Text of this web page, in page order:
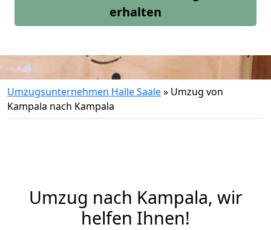
erhalten
Umzugsunternehmen Halle Saale» Umzug von
Kampala nach Kampala
Umzug nach Kampala, wir
helfen Ihnen!